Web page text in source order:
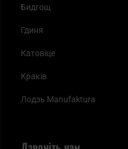
Бидгощ
Гдиня
Катовіце
Краків
Лодзь Manufaktura